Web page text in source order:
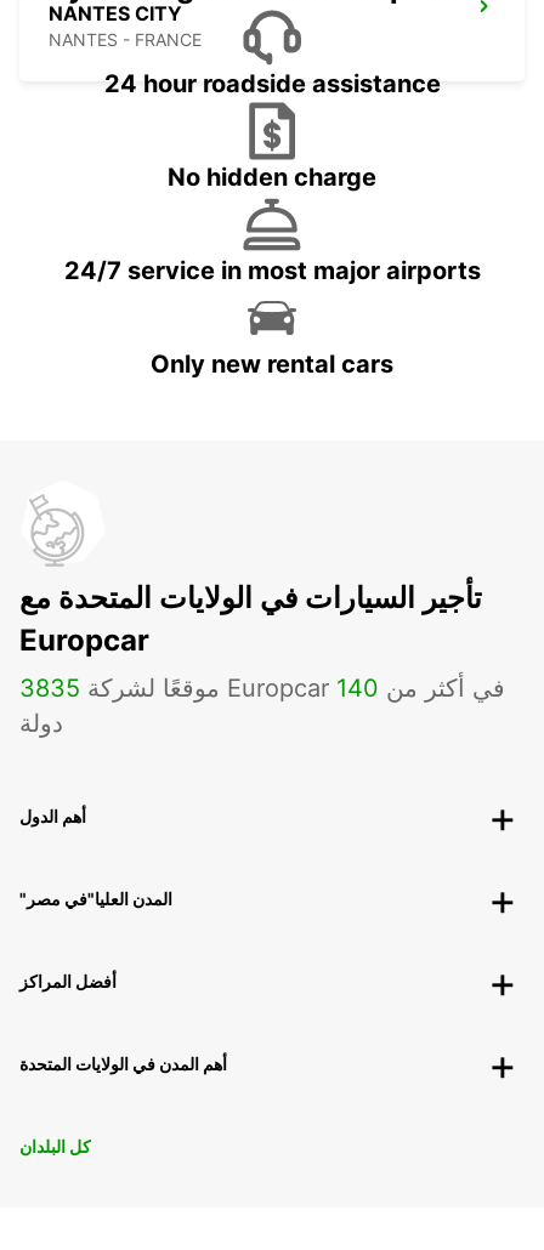
NANTES CITY
NANTES - FRANCE
24 hour roadside assistance
No hidden charge
24/7 service in most major airports
Only new rental cars
تأجير السيارات في الولايات المتحدة مع
Europcar
3835 موقعًا لشركة Europcar في أكثر من 140
دولة
أهم الدول
"المدن العليا"في مصر
أفضل المراكز
أهم المدن في الولايات المتحدة
كل البلدان